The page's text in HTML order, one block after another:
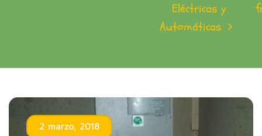
Eléctricas y
Automáticas
2 marzo, 2018